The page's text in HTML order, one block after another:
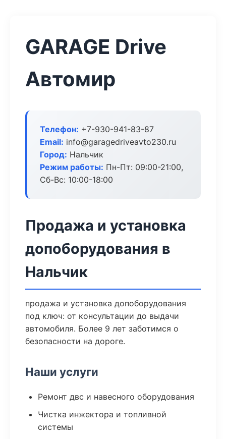
GARAGE Drive
Автомир
Телефон: +7-930-941-83-87
Email: info@garagedriveavto230.ru
Город: Нальчик
Режим работы: Пн-Пт: 09:00-21:00,
Сб-Вс: 10:00-18:00
Продажа и установка
допоборудования в
Нальчик
продажа и установка допоборудования
под ключ: от консультации до выдачи
автомобиля. Более 9 лет заботимся о
безопасности на дороге.
Наши услуги
Ремонт двс и навесного оборудования
Чистка инжектора и топливной
системы